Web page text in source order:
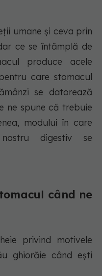
umane și ceva prin
ce se întâmplă de
produce acele
care stomacul
se datorează
ne spune că trebuie
modului în care
digestiv se
când ne
privind motivele
ghiorăie când ești